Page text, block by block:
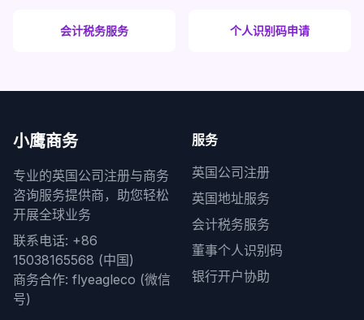
会计税务服务 个人识别码申请
小鹰商务
专业的英国公司注册与商务
咨询服务提供商，助您轻松
开展全球业务
联系电话: +86
15038165568 (中国)
商务合作: flyeagleco (微信
号)
服务
英国公司注册
英国地址服务
会计税务服务
董事个人识别码
银行开户协助